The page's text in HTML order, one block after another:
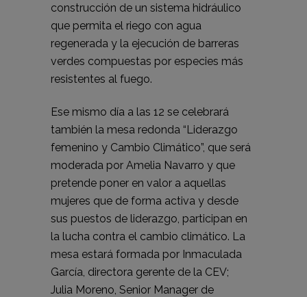
construcción de un sistema hidráulico
que permita el riego con agua
regenerada y la ejecución de barreras
verdes compuestas por especies más
resistentes al fuego.
Ese mismo día a las 12 se celebrará
también la mesa redonda “Liderazgo
femenino y Cambio Climático”, que será
moderada por Amelia Navarro y que
pretende poner en valor a aquellas
mujeres que de forma activa y desde
sus puestos de liderazgo, participan en
la lucha contra el cambio climático. La
mesa estará formada por Inmaculada
García, directora gerente de la CEV;
Julia Moreno, Senior Manager de